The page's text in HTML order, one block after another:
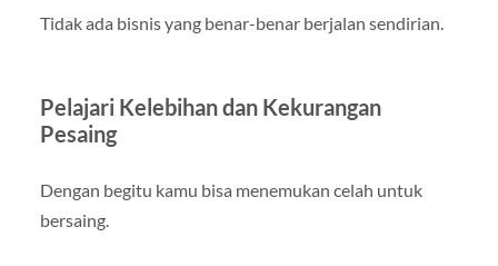
Tidak ada bisnis yang benar-benar berjalan sendirian.
Pelajari Kelebihan dan Kekurangan
Pesaing
Dengan begitu kamu bisa menemukan celah untuk
bersaing.